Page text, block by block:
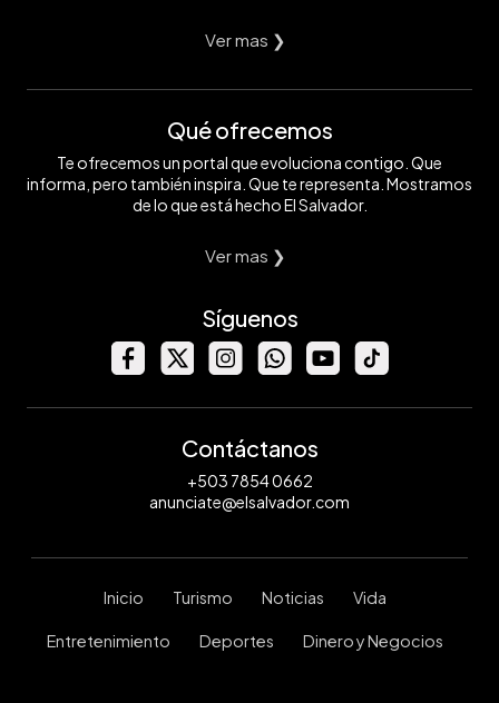
Ver mas ❯
Qué ofrecemos
Te ofrecemos un portal que evoluciona contigo. Que
informa, pero también inspira. Que te representa. Mostramos
de lo que está hecho El Salvador.
Ver mas ❯
Síguenos
Contáctanos
+503 7854 0662
anunciate@elsalvador.com
Inicio Turismo Noticias Vida
Entretenimiento Deportes Dinero y Negocios